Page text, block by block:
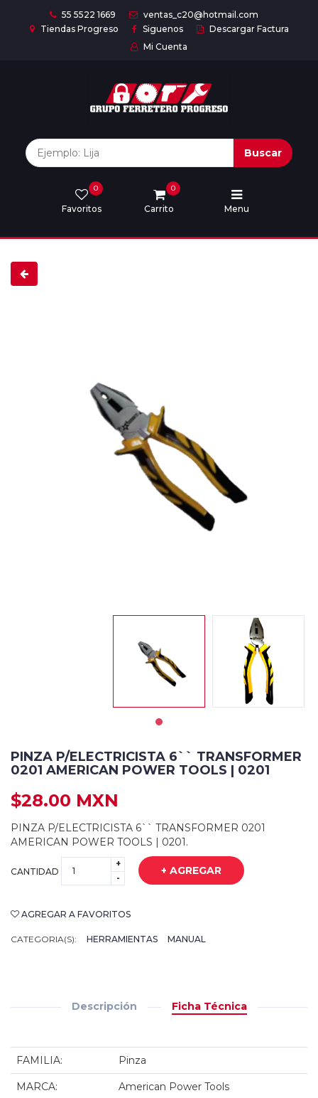
55 5522 1669
ventas_c20@hotmail.com
Tiendas Progreso
Siguenos
Descargar Factura
Mi Cuenta
Buscar
Favoritos
0
Carrito
0
Menu
Marcas
Descargar
PINZA P/ELECTRICISTA 6`` TRANSFORMER
0201 AMERICAN POWER TOOLS | 0201
$28.00 MXN
PINZA P/ELECTRICISTA 6`` TRANSFORMER 0201
AMERICAN POWER TOOLS | 0201.
CANTIDAD
+
-
+ AGREGAR
AGREGAR A FAVORITOS
CATEGORIA(S): HERRAMIENTAS MANUAL
Descripción Ficha Técnica
FAMILIA: Pinza
MARCA: American Power Tools